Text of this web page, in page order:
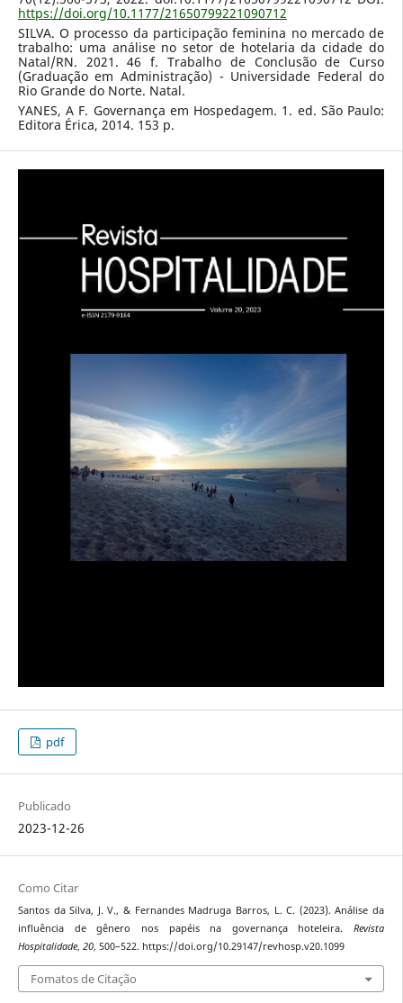
https://doi.org/10.1177/21650799221090712
SILVA. O processo da participação feminina no mercado de
trabalho: uma análise no setor de hotelaria da cidade do
Natal/RN. 2021. 46 f. Trabalho de Conclusão de Curso
(Graduação em Administração) - Universidade Federal do
Rio Grande do Norte. Natal.
YANES, A F. Governança em Hospedagem. 1. ed. São Paulo:
Editora Érica, 2014. 153 p.
pdf
Publicado
2023-12-26
Como Citar
Santos da Silva, J. V., & Fernandes Madruga Barros, L. C. (2023). Análise da
influência de gênero nos papéis na governança hoteleira.Revista
Hospitalidade, 20, 500–522. https://doi.org/10.29147/revhosp.v20.1099
Fomatos de Citação